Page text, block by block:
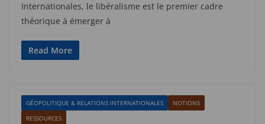
Internationales, le libéralisme est le premier cadre
théorique à émerger à
Read More
GÉOPOLITIQUE & RELATIONS INTERNATIONALES
NOTIONS
RESSOURCES